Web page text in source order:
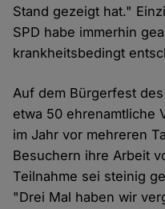
Stand gezeigt hat."
SPD habe immerhin
krankheitsbedingt
Auf dem Bürgerfest
etwa 50 ehrenamtliche
im Jahr vor mehreren
Besuchern ihre Arbeit
Teilnahme sei steinig
"Drei Mal haben wir